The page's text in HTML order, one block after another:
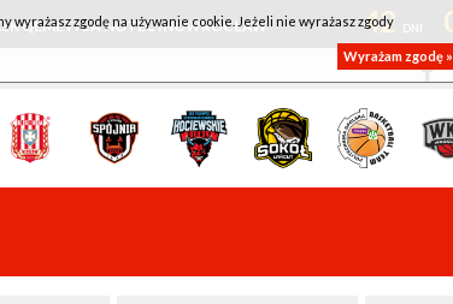
QEMETICA NOTEĆ INOWROCŁAW 42
wyrażasz zgodę na używanie cookie. Jeżeli nie wyrażasz zgody
Wyrażam zgodę »